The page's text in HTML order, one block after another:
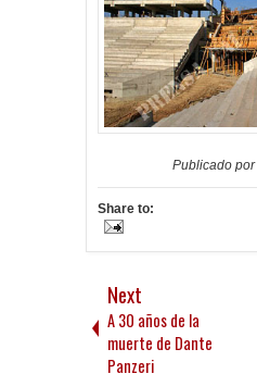
Publicado por
Share to:
Next
A 30 años de la
muerte de Dante
Panzeri